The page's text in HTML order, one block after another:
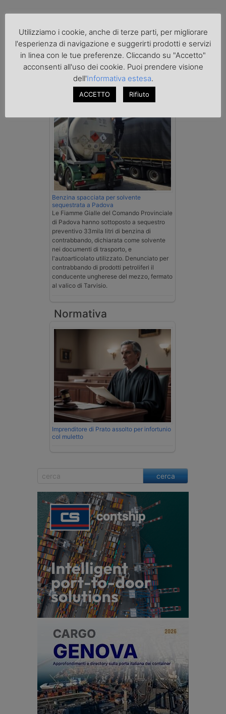
Cronaca
Benzina spacciata per solvente
sequestrata a Padova
Le Fiamme Gialle del Comando Provinciale
di Padova hanno sottoposto a sequestro
preventivo 33mila litri di benzina di
contrabbando, dichiarata come solvente
nei documenti di trasporto, e
l'autoarticolato utilizzato. Denunciato per
contrabbando di prodotti petroliferi il
conducente ungherese del mezzo, fermato
al valico di Tarvisio.
Normativa
Imprenditore di Prato assolto per infortunio
col muletto
cerca
Utilizziamo i cookie, anche di terze parti, per migliorare
l'esperienza di navigazione e suggerirti prodotti e servizi
in linea con le tue preferenze. Cliccando su "Accetto"
acconsenti all'uso dei cookie. Puoi prendere visione
dell'Informativa estesa.
ACCETTO Rifiuto